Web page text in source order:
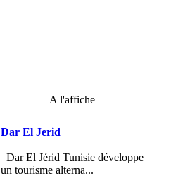
A l'affiche
Dar El Jerid
Dar El Jérid Tunisie développe
un tourisme alterna...